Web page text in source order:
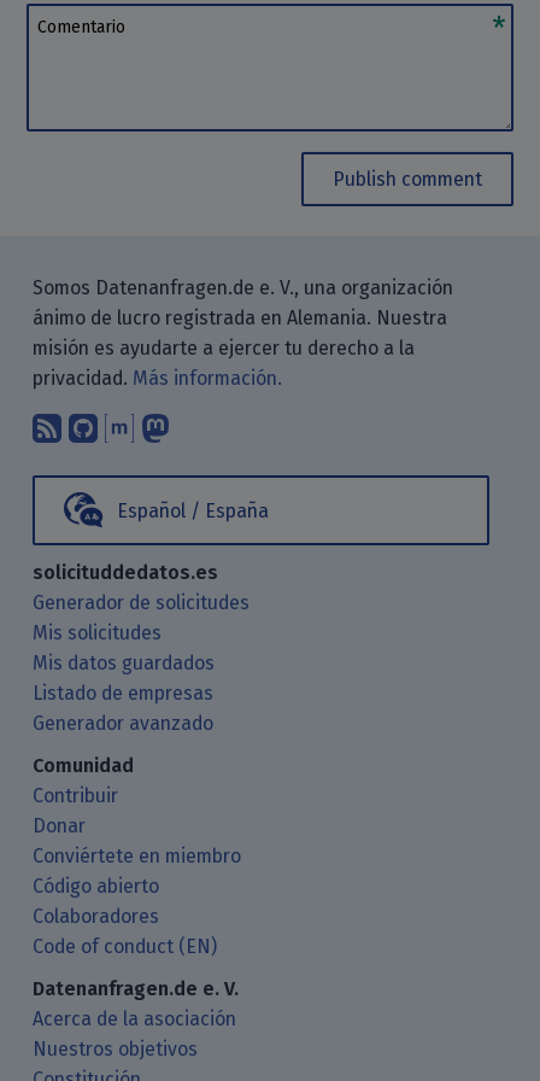
Comentario
Publish comment
Somos Datenanfragen.de e. V., una organización
ánimo de lucro registrada en Alemania. Nuestra
misión es ayudarte a ejercer tu derecho a la
privacidad. Más información.
Suscríbete a nuestro blog a través
Encuéntranos en GitHub
Encuéntranos en Matrix
Español / España
solicituddedatos.es
Generador de solicitudes
Mis solicitudes
Mis datos guardados
Listado de empresas
Generador avanzado
Comunidad
Contribuir
Donar
Conviértete en miembro
Código abierto
Colaboradores
Code of conduct (EN)
Datenanfragen.de e. V.
Acerca de la asociación
Nuestros objetivos